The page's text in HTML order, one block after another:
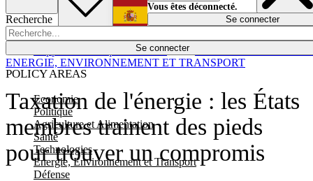
Recherche
Se connecter
POLICY AREAS
Economie
Politique
Agriculture et Alimentation
Santé
Technologies
Energie, Environnement et Transport
Défense
Économie
Español
Vous êtes déconnecté.
Se connecter
Taxation de l'énergie : les États
membres trainent des pieds
pour trouver un compromis
ENERGIE, ENVIRONNEMENT ET TRANSPORT